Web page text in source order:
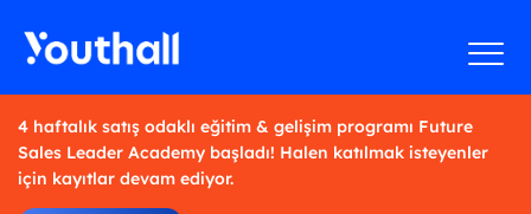
4 haftalık satış odaklı eğitim & gelişim programı Future
Sales Leader Academy başladı! Halen katılmak isteyenler
için kayıtlar devam ediyor.